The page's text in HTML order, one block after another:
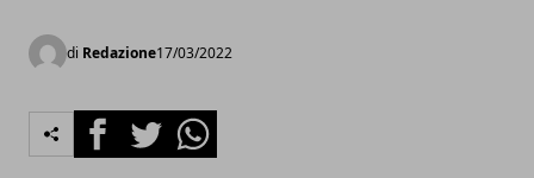
di Redazione17/03/2022
FacebookTwitterWhatsapp